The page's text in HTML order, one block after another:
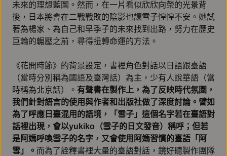
未來的理想藍圖。然而，在一片看似欣欣向榮的光景背
後，日本將會在二戰戰敗的陰影也讓雪子惶惶不安。她試
著為楊家、為自己和早季子的未來找到出路，努力在歷史
巨輪的輾壓之前，尋得扭轉命運的方法。
《花開時節》的背景設定，書裡角色對話以日語跟臺語
（當時分別稱為國語及臺灣話）為主，少有人說華語（當
時稱為北京話）。 有聲書在製作上，為了反映時代氛圍，
我們針對語言的使用與作者和出版社做了深度討論。譬如
為了呼應日臺混用的語境，「雪子」這個名字若在臺語對
話裡出現，會以yukiko（雪子的日文發音）稱呼；但若
是阿媽呼喚雪子的名字，又會使用阿媽習慣的臺語「阿
雪」。 而為了詮釋書裡大量的臺語對話，鏡好聽製作團隊